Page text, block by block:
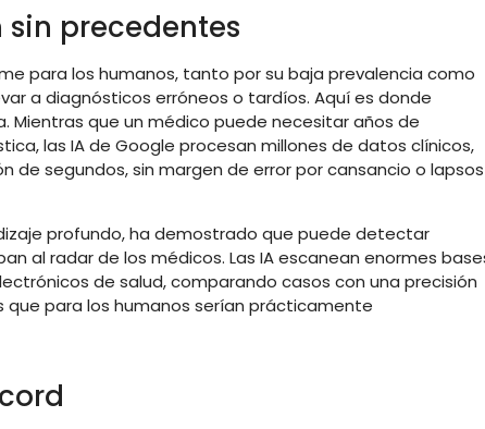
sin precedentes
para los humanos, tanto por su baja prevalencia como
a diagnósticos erróneos o tardíos. Aquí es donde
Mientras que un médico puede necesitar años de
las IA de Google procesan millones de datos clínicos,
segundos, sin margen de error por cansancio o lapsos
profundo, ha demostrado que puede detectar
al radar de los médicos. Las IA escanean enormes
de salud, comparando casos con una precisión
para los humanos serían prácticamente